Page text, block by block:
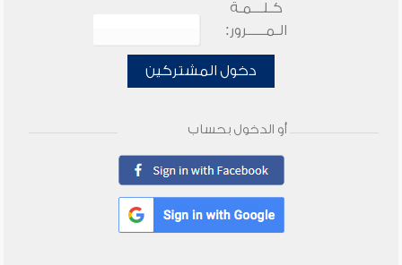
كـلـــمـة
الـمـــــرور:
دخول المشتركين
أو الدخول بحساب